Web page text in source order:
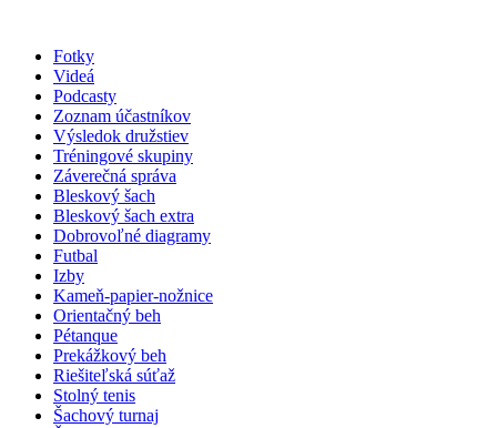
Fotky
Videá
Podcasty
Zoznam účastníkov
Výsledok družstiev
Tréningové skupiny
Záverečná správa
Bleskový šach
Bleskový šach extra
Dobrovoľné diagramy
Futbal
Izby
Kameň-papier-nožnice
Orientačný beh
Pétanque
Prekážkový beh
Riešiteľská súťaž
Stolný tenis
Šachový turnaj